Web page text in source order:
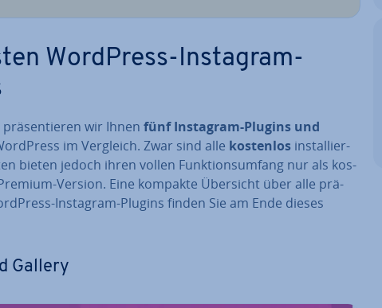
WordPress-Instagram-
prä­sen­tie­ren wir Ihnen fünf Instagram-Plugins und
im Vergleich. Zwar sind alle kostenlos in­stal­lier­
bieten jedoch ihren vollen Funk­ti­ons­um­fang nur als kos­
Version. Eine kompakte Übersicht über alle prä­
Instagram-Plugins finden Sie am Ende dieses
Gallery